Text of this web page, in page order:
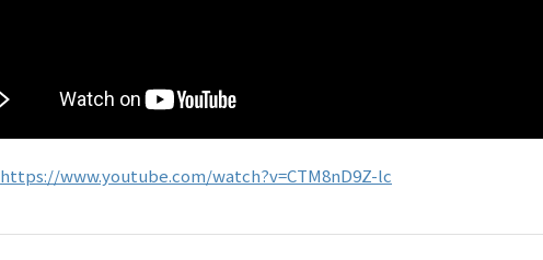
https://www.youtube.com/watch?v=CTM8nD9Z-lc